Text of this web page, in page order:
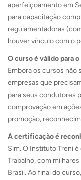
aperfeiçoamento em
para capacitação
regulamentadoras
houver vínculo com o
O curso é válido para
Embora os cursos não
empresas que
para seus condutores
comprovação em
promoção,
A certificação é
Sim. O Instituto Treni
Trabalho, com
Brasil. Ao final do